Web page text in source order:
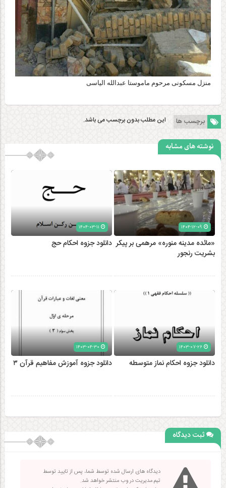
منزل مسکونی مرحوم ماموستا عبدالله الیاسی
برچسب ها این مطلب بدون برچسب می باشد.
نوشته های مشابه
«مائده مدینه منوره» مرهمی بر پیکر
بشریت رنجور
دانلود جزوه احکام حج
۱۴۰۳-۰۷-۲۶
دانلود جزوه احکام نماز متوسطه دانلود جزوه آموزش مفاهیم قرآن ۳
ثبت دیدگاه
دیدگاه های ارسال شده توسط شما، پس از تایید توسط
تیم مدیریت در وب منتشر خواهد شد.